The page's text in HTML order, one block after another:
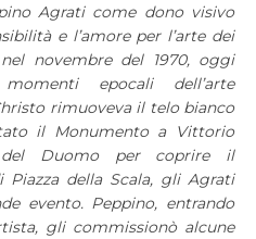
Agrati come dono visivo
e l’amore per l’arte dei
novembre del 1970, oggi
epocali dell’arte
rimuoveva il telo bianco
il Monumento a Vittorio
Duomo per coprire il
della Scala, gli Agrati
evento. Peppino, entrando
gli commissionò alcune